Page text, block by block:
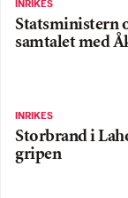
INRIKES
Statsministern
samtalet med
INRIKES
Storbrand i
gripen